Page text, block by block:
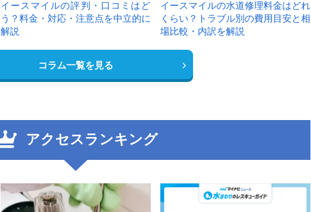
イースマイルの評判・口コミはど
う？料金・対応・注意点を中立的に
解説
イースマイルの水道修理料金はどれ
くらい？トラブル別の費用目安と相
場比較・内訳を解説
コラム一覧を見る
アクセスランキング
2